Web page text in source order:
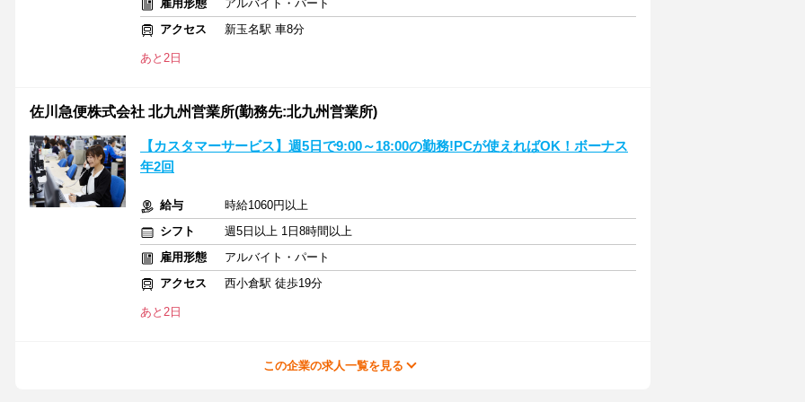
雇用形態
アルバイト・パート
アクセス
新玉名駅 車8分
あと2日
佐川急便株式会社 北九州営業所(勤務先:北九州営業所)
【カスタマーサービス】週5日で9:00～18:00の勤務!PCが使えればOK！ボーナス
年2回
給与
時給1060円以上
シフト
週5日以上 1日8時間以上
雇用形態
アルバイト・パート
アクセス
西小倉駅 徒歩19分
あと2日
この企業の求人一覧を見る